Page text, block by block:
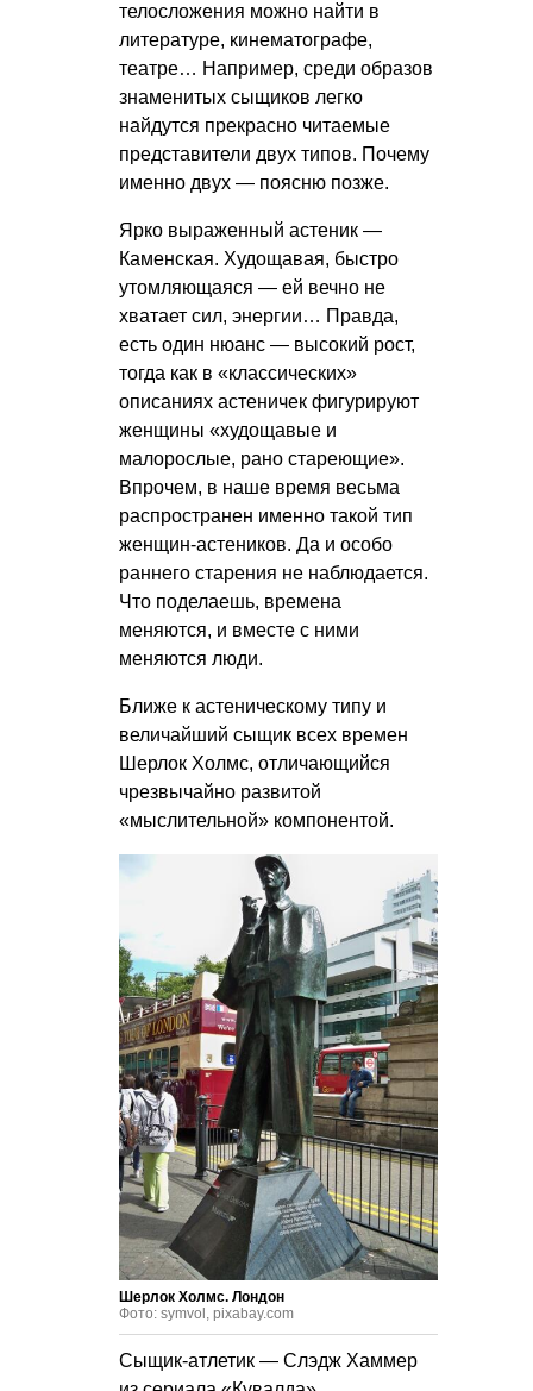
телосложения можно найти в
литературе, кинематографе,
театре… Например, среди образов
знаменитых сыщиков легко
найдутся прекрасно читаемые
представители двух типов. Почему
именно двух — поясню позже.
Ярко выраженный астеник —
Каменская. Худощавая, быстро
утомляющаяся — ей вечно не
хватает сил, энергии… Правда,
есть один нюанс — высокий рост,
тогда как в «классических»
описаниях астеничек фигурируют
женщины «худощавые и
малорослые, рано стареющие».
Впрочем, в наше время весьма
распространен именно такой тип
женщин-астеников. Да и особо
раннего старения не наблюдается.
Что поделаешь, времена
меняются, и вместе с ними
меняются люди.
Ближе к астеническому типу и
величайший сыщик всех времен
Шерлок Холмс, отличающийся
чрезвычайно развитой
«мыслительной» компонентой.
Шерлок Холмс. Лондон
Фото: symvol, pixabay.com
Сыщик-атлетик — Слэдж Хаммер